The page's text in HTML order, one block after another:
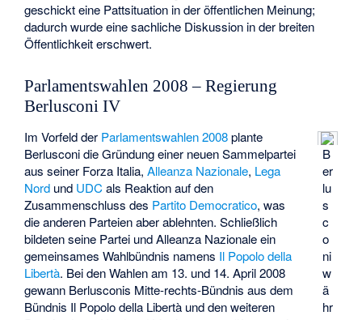
geschickt eine Pattsituation in der öffentlichen Meinung;
dadurch wurde eine sachliche Diskussion in der breiten
Öffentlichkeit erschwert.
Parlamentswahlen 2008 – Regierung
Berlusconi IV
B
er
lu
s
c
o
ni
w
ä
hr
Im Vorfeld der Parlamentswahlen 2008plante
Berlusconi die Gründung einer neuen Sammelpartei
aus seiner Forza Italia,Alleanza Nazionale, Lega
Nord und UDCals Reaktion auf den
Zusammenschluss des Partito Democratico, was
die anderen Parteien aber ablehnten. Schließlich
bildeten seine Partei und Alleanza Nazionale ein
gemeinsames Wahlbündnis namens Il Popolo della
Libertà. Bei den Wahlen am 13. und 14. April 2008
gewann Berlusconis Mitte-rechts-Bündnis aus dem
Bündnis Il Popolo della Libertà und den weiteren